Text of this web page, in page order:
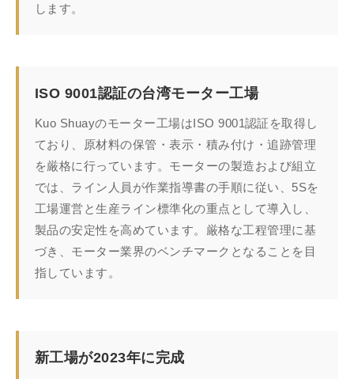
します。
ISO 9001認証の台湾モーター工場
Kuo Shuayのモーター工場はISO 9001認証を取得し
ており、原材料の保管・表示・積み付け・追跡管理
を厳格に行っています。モーターの製造および組立
では、ライン人員が作業指導書の手順に従い、5Sを
工場運営と生産ライン標準化の重点として導入し、
製品の安定性を高めています。厳格な工程管理に基
づき、モーター業界のベンチマークとなることを目
指しています。
新工場が2023年に完成